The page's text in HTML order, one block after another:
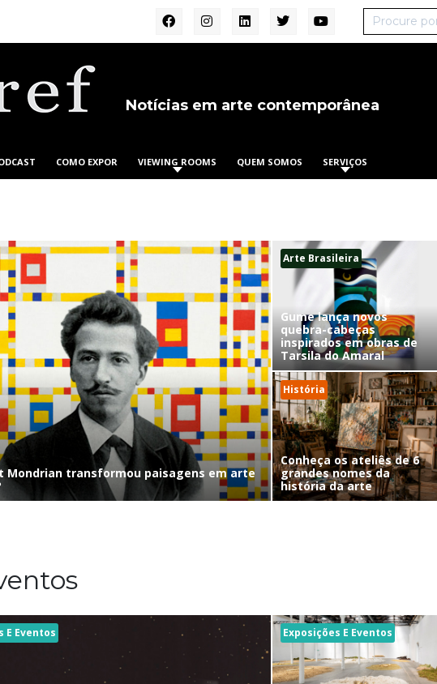
Notícias em arte contemporânea
COMO EXPOR VIEWING ROOMS QUEM SOMOS SERVIÇOS
Mondrian transformou paisagens em arte
Arte Brasileira
Gume lança novos
quebra-cabeças
inspirados em obras de
Tarsila do Amaral
História
Conheça os ateliês de 6
grandes nomes da
história da arte
E Eventos Exposições E Eventos